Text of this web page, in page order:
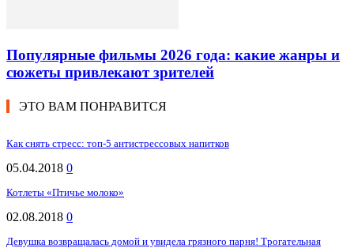
Популярные фильмы 2026 года: какие жанры и
сюжеты привлекают зрителей
ЭТО ВАМ ПОНРАВИТСЯ
Как снять стресс: топ-5 антистрессовых напитков
05.04.2018 0
Котлеты «Птичье молоко»
02.08.2018 0
Девушка возвращалась домой и увидела грязного парня! Трогательная